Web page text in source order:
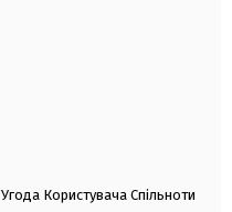
Угода Користувача Спільноти